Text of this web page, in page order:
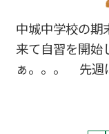
中城中学校の
来て自習を開
ぁ。。。 先週